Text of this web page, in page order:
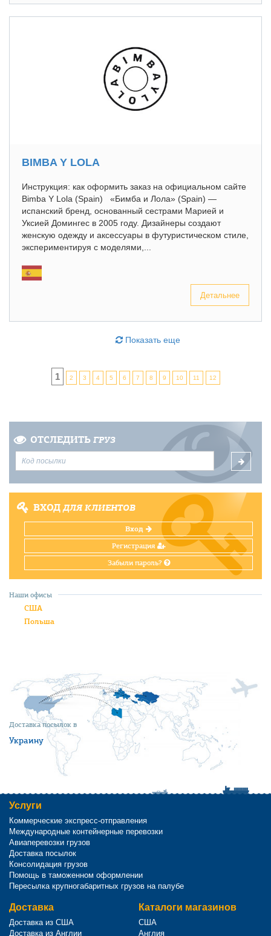
BIMBA Y LOLA
Инструкция: как оформить заказ на официальном сайте
Bimba Y Lola (Spain) «Бимба и Лола» (Spain) —
испанский бренд, основанный сестрами Марией и
Уксией Домингес в 2005 году. Дизайнеры создают
женскую одежду и аксессуары в футуристическом стиле,
экспериментируя с моделями,...
Детальнее
Показать еще
1 2 3 4 5 6 7 8 9 10 11 12
ОТСЛЕДИТЬ ГРУЗ
ВХОДДЛЯ КЛИЕНТОВ
Вход
Регистрация
Забыли пароль?
Доставка посылок в
Украину
Наши офисы
США
Польша
Услуги
Коммерческие экспресс-отправления
Международные контейнерные перевозки
Авиаперевозки грузов
Доставка посылок
Консолидация грузов
Помощь в таможенном оформлении
Пересылка крупногабаритных грузов на палубе
Доставка
Доставка из США
Доставка из Англии
Каталоги магазинов
США
Англия